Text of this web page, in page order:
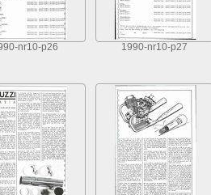
nr10-p26 1990-nr10-p27